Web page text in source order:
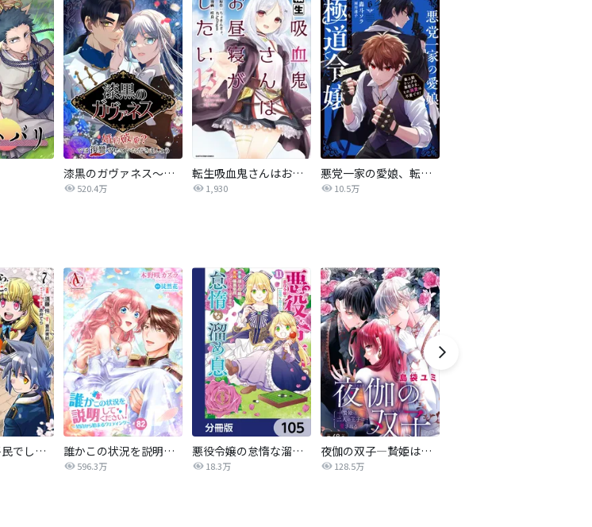
漆黒のガヴァネス～婚約破棄？では復讐させていただきましょう～
520.4万
転生吸血鬼さんはお昼寝がしたい ～Please take care of me.～
1,930
悪党一家の愛娘、転生先も乙女ゲームの極道令嬢でした。～最上級ランクの悪役さま、その溺愛は不要です！～@COMIC
10.5万
転生したら平民でした。～生活水準に耐えられないので貴族を目指します～（コミック） 誰かこの状況を説明してください！ ～契約から始まるウェディング～
596.3万
悪役令嬢の怠惰な溜め息【分冊版】
18.3万
夜伽の双子―贄姫は二人の王子に愛される―【マイクロ】
128.5万